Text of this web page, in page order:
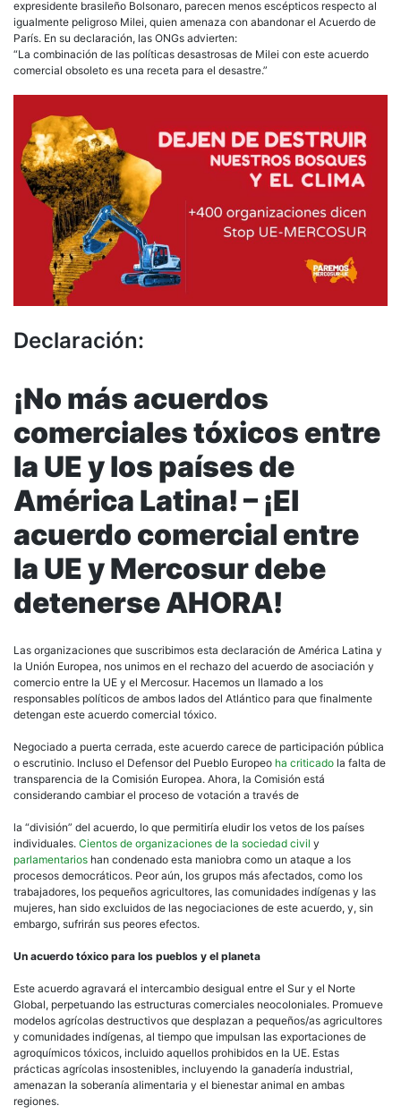
expresidente brasileño Bolsonaro, parecen menos escépticos respecto al
igualmente peligroso Milei, quien amenaza con abandonar el Acuerdo de
París. En su declaración, las ONGs advierten:
“La combinación de las políticas desastrosas de Milei con este acuerdo
comercial obsoleto es una receta para el desastre.”
Declaración:
¡No más acuerdos
comerciales tóxicos entre
la UE y los países de
América Latina! – ¡El
acuerdo comercial entre
la UE y Mercosur debe
detenerse AHORA!
Las organizaciones que suscribimos esta declaración de América Latina y
la Unión Europea, nos unimos en el rechazo del acuerdo de asociación y
comercio entre la UE y el Mercosur. Hacemos un llamado a los
responsables políticos de ambos lados del Atlántico para que finalmente
detengan este acuerdo comercial tóxico.
Negociado a puerta cerrada, este acuerdo carece de participación pública
o escrutinio. Incluso el Defensor del Pueblo Europeo ha criticado la falta de
transparencia de la Comisión Europea. Ahora, la Comisión está
considerando cambiar el proceso de votación a través de
la “división” del acuerdo, lo que permitiría eludir los vetos de los países
individuales. Cientos de organizaciones de la sociedad civil y
parlamentarios han condenado esta maniobra como un ataque a los
procesos democráticos. Peor aún, los grupos más afectados, como los
trabajadores, los pequeños agricultores, las comunidades indígenas y las
mujeres, han sido excluidos de las negociaciones de este acuerdo, y, sin
embargo, sufrirán sus peores efectos.
Un acuerdo tóxico para los pueblos y el planeta
Este acuerdo agravará el intercambio desigual entre el Sur y el Norte
Global, perpetuando las estructuras comerciales neocoloniales. Promueve
modelos agrícolas destructivos que desplazan a pequeños/as agricultores
y comunidades indígenas, al tiempo que impulsan las exportaciones de
agroquímicos tóxicos, incluido aquellos prohibidos en la UE. Estas
prácticas agrícolas insostenibles, incluyendo la ganadería industrial,
amenazan la soberanía alimentaria y el bienestar animal en ambas
regiones.